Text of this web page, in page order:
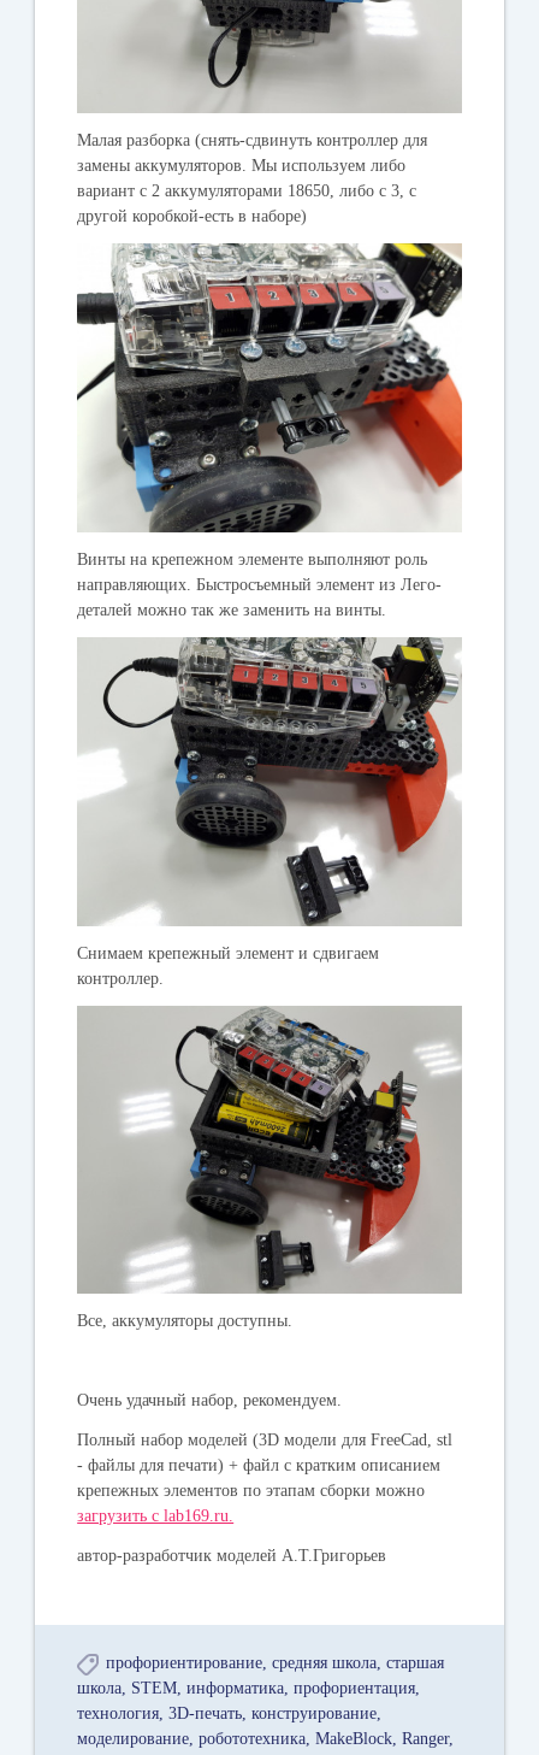
Малая разборка (снять-сдвинуть контроллер для
замены аккумуляторов. Мы используем либо
вариант с 2 аккумуляторами 18650, либо с 3, с
другой коробкой-есть в наборе)
Винты на крепежном элементе выполняют роль
направляющих. Быстросъемный элемент из Лего-
деталей можно так же заменить на винты.
Снимаем крепежный элемент и сдвигаем
контроллер.
Все, аккумуляторы доступны.
Очень удачный набор, рекомендуем.
Полный набор моделей (3D модели для FreeCad, stl
- файлы для печати) + файл с кратким описанием
крепежных элементов по этапам сборки можно
загрузить с lab169.ru.
автор-разработчик моделей А.Т.Григорьев
профориентирование средняя школа старшая
школа STEM информатика профориентация
технология 3D-печать конструирование
моделирование робототехника MakeBlock Ranger